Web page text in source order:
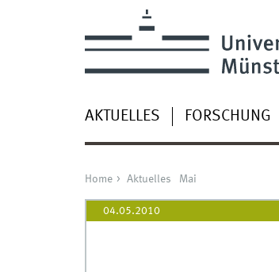
AKTUELLES FORSCHUNG
Home Aktuelles Mai
04.05.2010